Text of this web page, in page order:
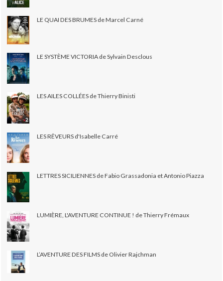
LE QUAI DES BRUMES de Marcel Carné
LE SYSTÈME VICTORIA de Sylvain Desclous
LES AILES COLLÉES de Thierry Binisti
LES RÊVEURS d'Isabelle Carré
LETTRES SICILIENNES de Fabio Grassadonia et Antonio Piazza
LUMIÈRE, L'AVENTURE CONTINUE ! de Thierry Frémaux
L’AVENTURE DES FILMS de Olivier Rajchman